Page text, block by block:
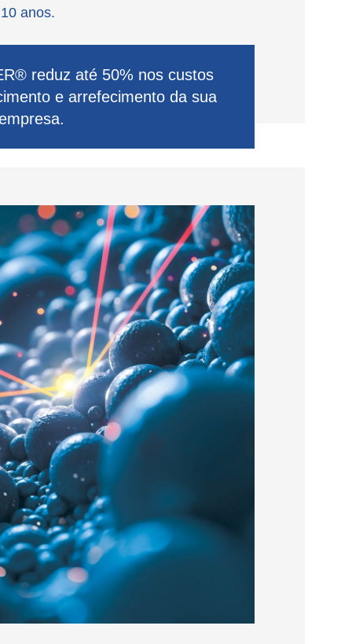
anos.
reduz até 50% nos custos
e arrefecimento da sua